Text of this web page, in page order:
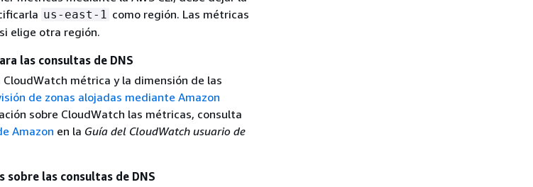
us-east-1 como región. Las métricas
elige otra región.
las consultas de DNS
métrica y la dimensión de las
de zonas alojadas mediante Amazon
sobre CloudWatch las métricas, consulta
Amazon en la Guía del CloudWatch usuario de
las consultas de DNS